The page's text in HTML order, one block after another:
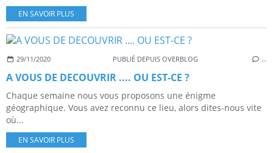
EN SAVOIR PLUS
29/11/2020 PUBLIÉ DEPUIS OVERBLOG …
A VOUS DE DECOUVRIR .... OU EST-CE ?
Chaque semaine nous vous proposons une énigme
géographique. Vous avez reconnu ce lieu, alors dites-nous vite
où...
EN SAVOIR PLUS